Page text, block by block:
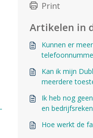
Print
Artikelen in
Kunnen er
Kan ik mijn
meerdere
Ik heb nog
en
Hoe werkt de